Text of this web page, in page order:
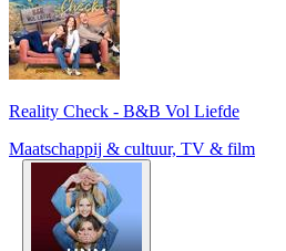
Reality Check - B&B Vol Liefde
Maatschappij & cultuur, TV & film